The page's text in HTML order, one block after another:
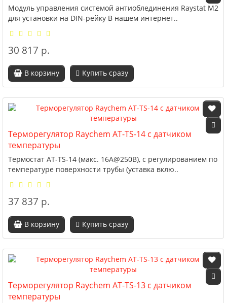
Модуль управления системой антиоблединения Raystat M2
для установки на DIN-рейку В нашем интернет..
30 817 р.
В корзину Купить сразу
Терморегулятор Raychem AT-TS-14 с датчиком
температуры
Термостат AT-TS-14 (макс. 16А@250В), с регулированием по
температуре поверхности трубы (уставка вклю..
37 837 р.
В корзину Купить сразу
Терморегулятор Raychem AT-TS-13 с датчиком
температуры